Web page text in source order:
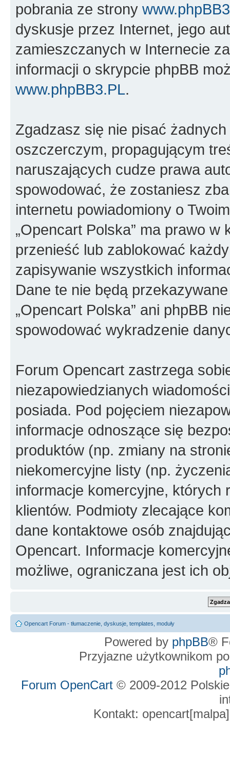
pobrania ze strony
dyskusje przez Internet, jego
zamieszczanych w Internecie
informacji o skrypcie phpBB
www.phpBB3.PL.
Zgadzasz się nie pisać
oszczerczym, propagującym
naruszających cudze prawa
spowodować, że zostaniesz
internetu powiadomiony o
„Opencart Polska” ma prawo
przenieść lub zablokować
zapisywanie wszystkich
Dane te nie będą
„Opencart Polska” ani phpBB
spowodować wykradzenie
Forum Opencart zastrzega
niezapowiedzianych
posiada. Pod pojęciem
informacje odnoszące się
produktów (np. zmiany na
niekomercyjne listy (np.
informacje komercyjne, których
klientów. Podmioty zlecające
dane kontaktowe osób
Opencart. Informacje
możliwe, ograniczana jest ich
Opencart Forum - tłumaczenie, dyskusje, templates, moduły
Powered by phpBB®
Przyjazne użytkownikom
Forum OpenCart © 2009-2012
Kontakt: